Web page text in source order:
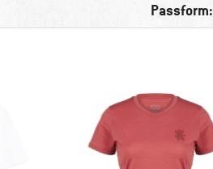
Passform: